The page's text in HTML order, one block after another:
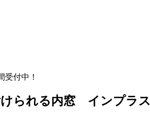
受付中！
けられる内窓 インプラス